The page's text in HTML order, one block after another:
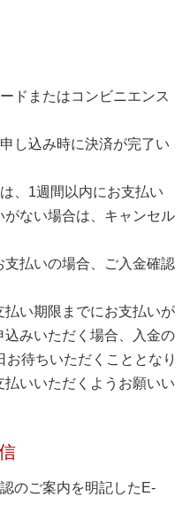
ドまたはコンビニエンス
し込み時に決済が完了い
、1週間以内にお支払い
がない場合は、キャンセル
払いの場合、ご入金確認
い期限までにお支払いが
みいただく場合、入金の
待ちいただくこととなり
いいただくようお願いい
のご案内を明記したE-